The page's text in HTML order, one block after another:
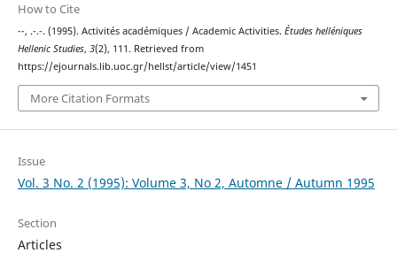
How to Cite
--, .-.-. (1995). Activités académiques / Academic Activities. Études helléniques
Hellenic Studies, 3(2), 111. Retrieved from
https://ejournals.lib.uoc.gr/hellst/article/view/1451
More Citation Formats
Issue
Vol. 3 No. 2 (1995): Volume 3, No 2, Automne / Autumn 1995
Section
Articles